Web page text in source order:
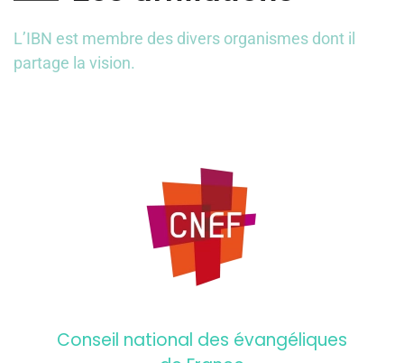
L’IBN est membre des divers organismes dont il
partage la vision.
Conseil national des évangéliques